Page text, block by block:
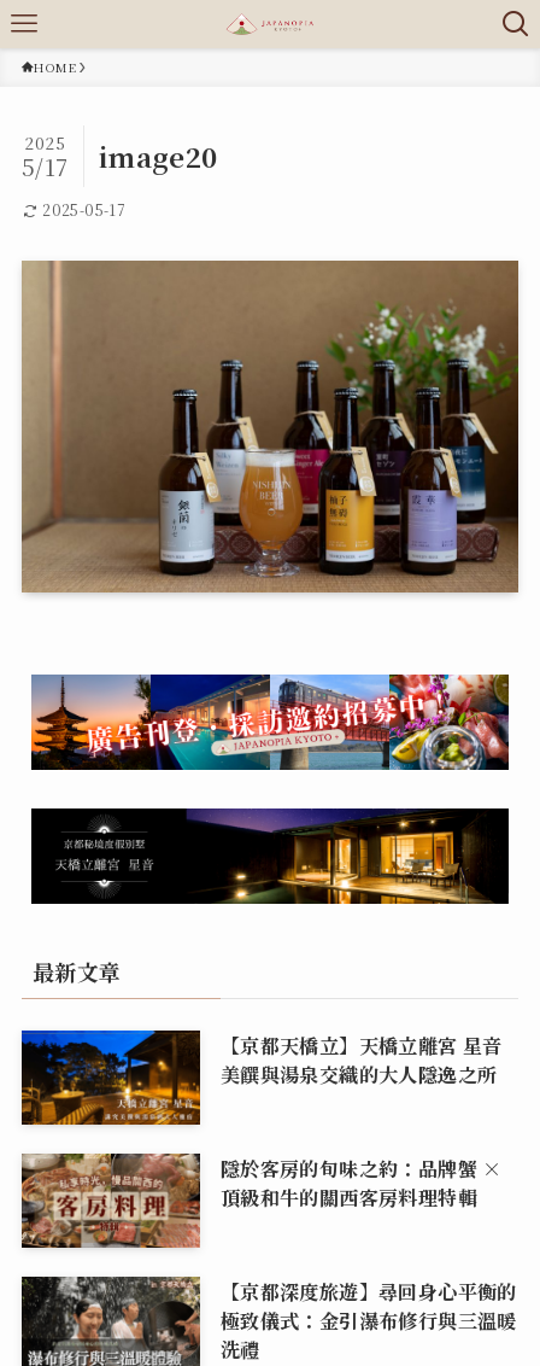
HOME
image20
2025
5/17
2025-05-17
最新文章
【京都天橋立】天橋立離宮 星音
美饌與湯泉交織的大人隱逸之所
隱於客房的旬味之約：品牌蟹 ×
頂級和牛的關西客房料理特輯
【京都深度旅遊】尋回身心平衡的
極致儀式：金引瀑布修行與三溫暖
洗禮